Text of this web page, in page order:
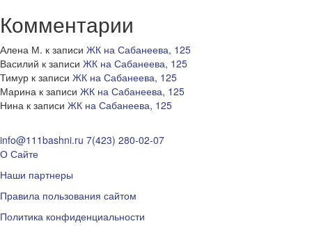
Комментарии
Алена М. к записи ЖК на Сабанеева, 125
Василий к записи ЖК на Сабанеева, 125
Тимур к записи ЖК на Сабанеева, 125
Марина к записи ЖК на Сабанеева, 125
Нина к записи ЖК на Сабанеева, 125
info@111bashni.ru 7(423) 280-02-07
О Сайте
Наши партнеры
Правила пользования сайтом
Политика конфиденциальности